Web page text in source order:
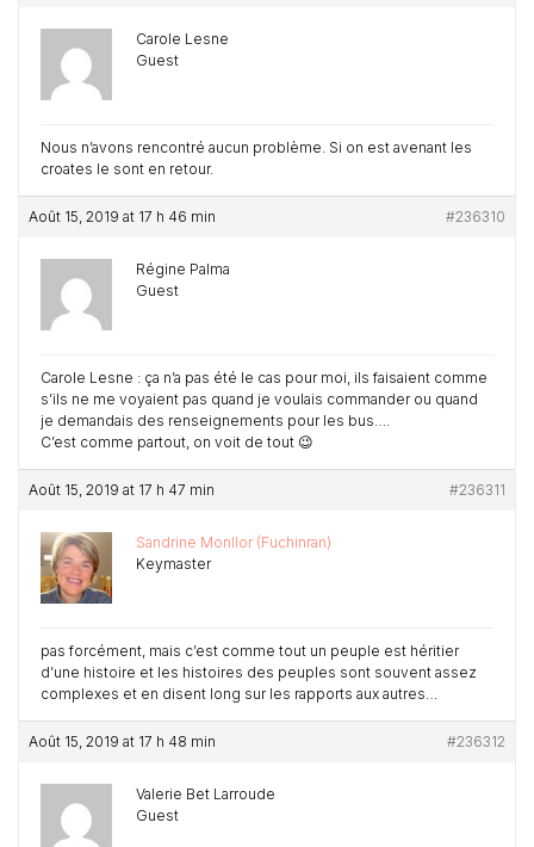
Carole Lesne
Guest
Nous n’avons rencontré aucun problème. Si on est avenant les
croates le sont en retour.
Août 15, 2019 at 17 h 46 min #236310
Régine Palma
Guest
Carole Lesne : ça n’a pas été le cas pour moi, ils faisaient comme
s’ils ne me voyaient pas quand je voulais commander ou quand
je demandais des renseignements pour les bus….
C’est comme partout, on voit de tout 😉
Août 15, 2019 at 17 h 47 min #236311
Sandrine Monllor (Fuchinran)
Keymaster
pas forcément, mais c’est comme tout un peuple est héritier
d’une histoire et les histoires des peuples sont souvent assez
complexes et en disent long sur les rapports aux autres…
Août 15, 2019 at 17 h 48 min #236312
Valerie Bet Larroude
Guest